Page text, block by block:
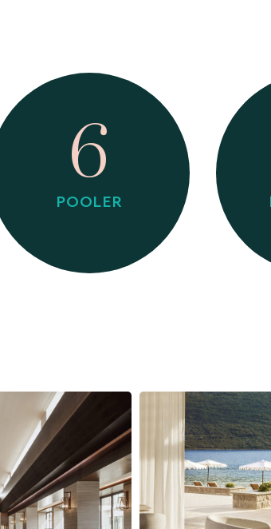
6
POOLER